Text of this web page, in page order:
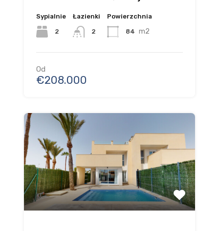
Sypialnie
2
Łazienki
2
Powierzchnia
84 m2
Od
€208.000